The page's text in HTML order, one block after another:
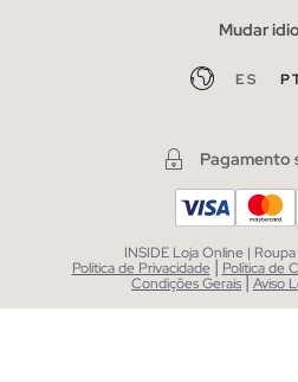
Mudar
ES
Pagamento
INSIDE Loja Online |
Política de Privacidade | Política de
Condições Gerais|Aviso